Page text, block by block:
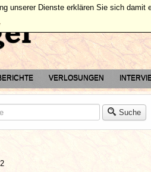
VERLOSUNGEN
Suche
unserer Dienste erklären Sie sich